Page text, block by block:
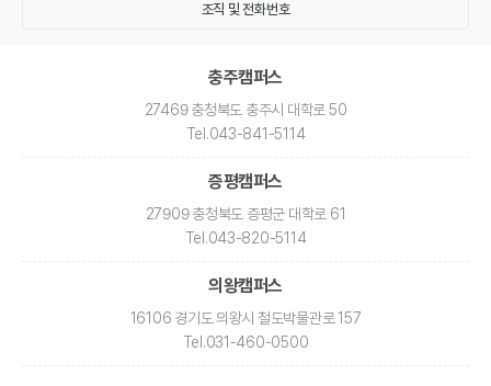
조직 및 전화번호
충주캠퍼스
27469 충청북도 충주시 대학로 50
Tel .043-841-5114
증평캠퍼스
27909 충청북도 증평군 대학로 61
Tel .043-820-5114
의왕캠퍼스
16106 경기도 의왕시 철도박물관로 157
Tel .031-460-0500